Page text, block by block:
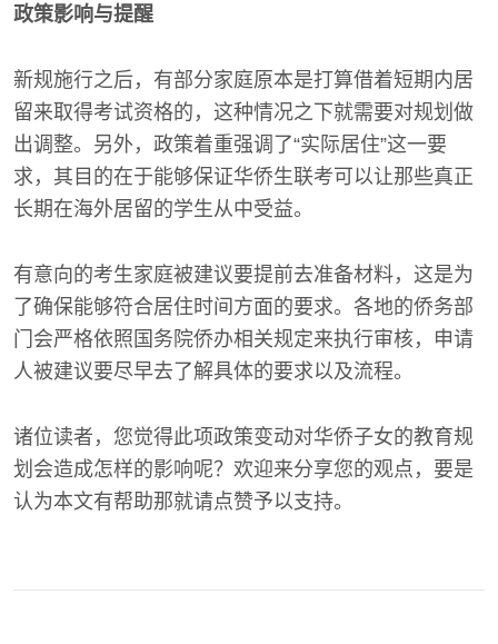
政策影响与提醒
新规施行之后，有部分家庭原本是打算借着短期内居
留来取得考试资格的，这种情况之下就需要对规划做
出调整。另外，政策着重强调了“实际居住”这一要
求，其目的在于能够保证华侨生联考可以让那些真正
长期在海外居留的学生从中受益。
有意向的考生家庭被建议要提前去准备材料，这是为
了确保能够符合居住时间方面的要求。各地的侨务部
门会严格依照国务院侨办相关规定来执行审核，申请
人被建议要尽早去了解具体的要求以及流程。
诸位读者，您觉得此项政策变动对华侨子女的教育规
划会造成怎样的影响呢？欢迎来分享您的观点，要是
认为本文有帮助那就请点赞予以支持。